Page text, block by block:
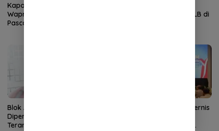
Kapolda Aceh Dampingi
Wapres Tinjau Rehabilitasi
Pascabencana di Gayo Lues
Kompetensi Guru Non-PLB di
Blok Andaman
Dipertanyakan, Aceh Kembali
Terancam Jadi Penonton
Kapolda Aceh Buka Rakernis